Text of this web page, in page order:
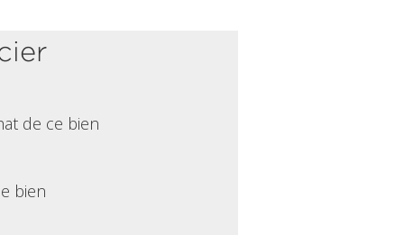
de ce bien
bien